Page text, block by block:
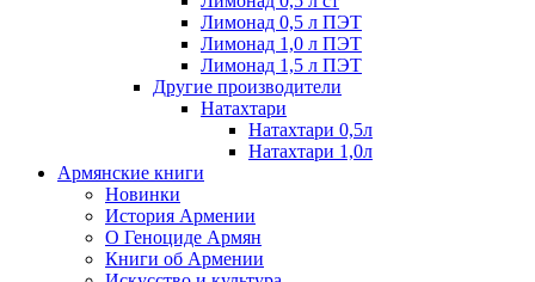
Лимонад 0,5 л ПЭТ
Лимонад 1,0 л ПЭТ
Лимонад 1,5 л ПЭТ
Другие производители
Натахтари
Натахтари 0,5л
Натахтари 1,0л
Армянские книги
Новинки
История Армении
О Геноциде Армян
Книги об Армении